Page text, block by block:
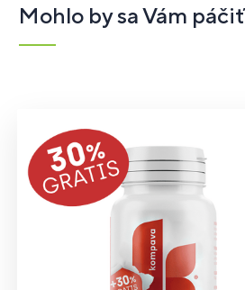
Mohlo by sa Vám páčiť